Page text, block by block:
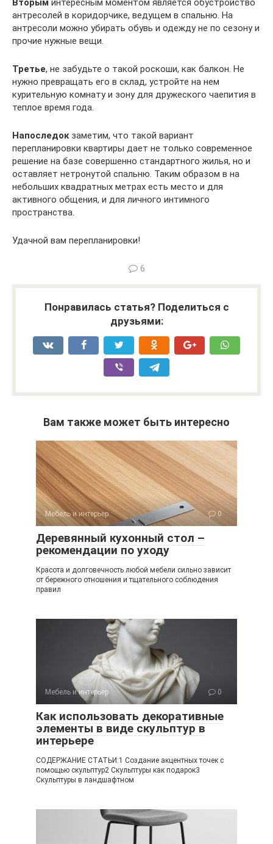
Вторым интересным моментом является обустройство
антресолей в коридорчике, ведущем в спальню. На
антресоли можно убирать обувь и одежду не по сезону и
прочие нужные вещи.
Третье, не забудьте о такой роскоши, как балкон. Не
нужно превращать его в склад, устройте на нем
курительную комнату и зону для дружеского чаепития в
теплое время года.
Напоследокзаметим, что такой вариант
перепланировки квартиры дает не только современное
решение на базе совершенно стандартного жилья, но и
оставляет нетронутой спальню. Таким образом в на
небольших квадратных метрах есть место и для
активного общения, и для личного интимного
пространства.
Удачной вам перепланировки!
6
Понравилась статья? Поделиться с
друзьями:
Вам также может быть интересно
Мебель и интерьер 0
Деревянный кухонный стол –
рекомендации по уходу
Красота и долговечность любой мебели сильно зависит
от бережного отношения и тщательного соблюдения
правил
Мебель и интерьер 0
Как использовать декоративные
элементы в виде скульптур в
интерьере
СОДЕРЖАНИЕ СТАТЬИ:1 Создание акцентных точек с
помощью скульптур2 Скульптуры как подарок3
Скульптуры в ландшафтном